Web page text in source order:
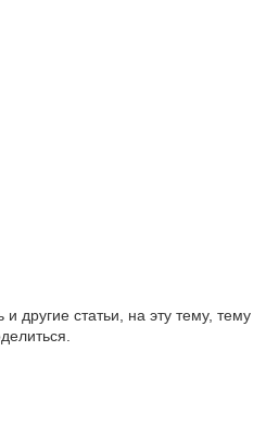
другие статьи, на эту тему, тему